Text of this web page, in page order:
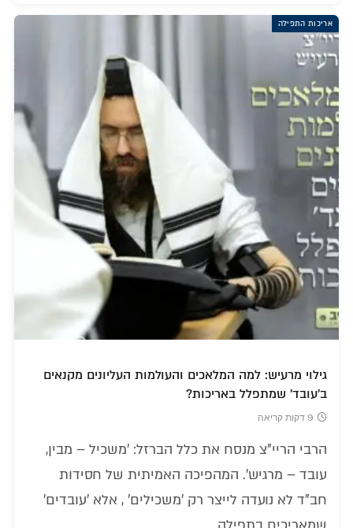
אריכות התפילה
גילוי מרעיש: למה המלאכים והעולמות העליונים מקנאים
ב'עובד' שמתפלל באריכות?
9 דקות קריאה
הרבי הריי"צ מנסח את כלל הברזל: 'משכיל – מבין,
עובד – מרגיש'. המהפיכה האמיתית של חסידות
חב"ד לא נועדה לייצר רק 'משכילים' , אלא 'עובדים'